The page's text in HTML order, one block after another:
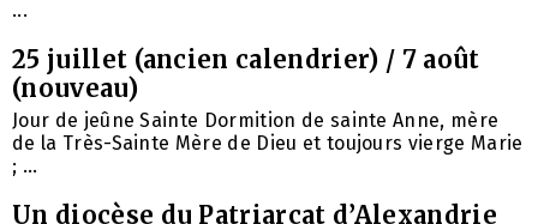
...
25 juillet (ancien calendrier) / 7 août
(nouveau)
Jour de jeûne Sainte Dormition de sainte Anne, mère
de la Très-Sainte Mère de Dieu et toujours vierge Marie
; ...
Un diocèse du Patriarcat d’Alexandrie